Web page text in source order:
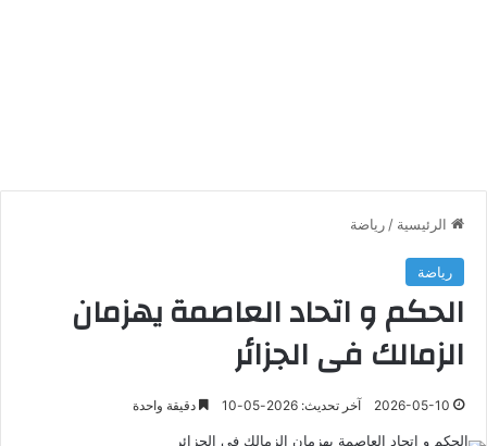
الرئيسية / رياضة
رياضة
الحكم و اتحاد العاصمة يهزمان
الزمالك فى الجزائر
2026-05-10 آخر تحديث: 2026-05-10 دقيقة واحدة